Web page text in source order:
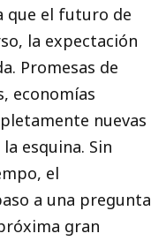
que el futuro de
la expectación
Promesas de
economías
nuevas
esquina. Sin
el
a una pregunta
gran